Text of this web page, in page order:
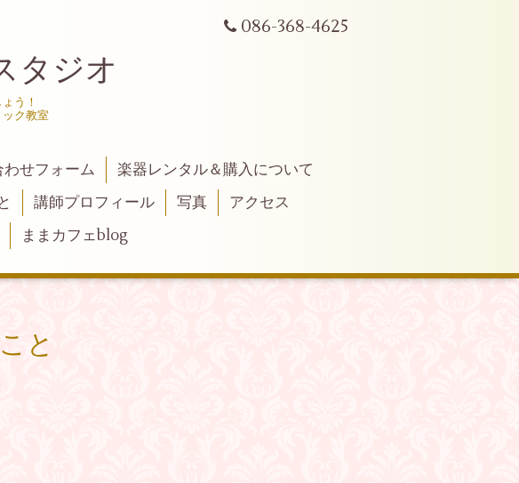
086-368-4625
タジオ
う！
ク教室
わせフォーム
楽器レンタル＆購入について
講師プロフィール 写真
アクセス
ままカフェblog
と